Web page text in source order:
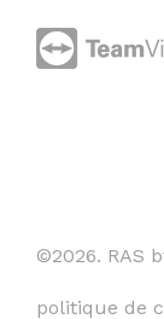
©2026. RAS
politique de